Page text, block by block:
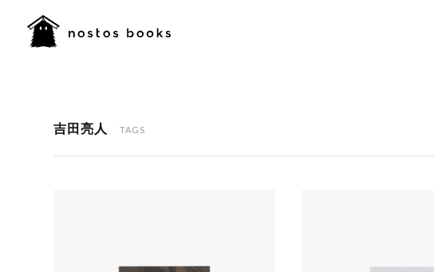
吉田亮人 TAGS